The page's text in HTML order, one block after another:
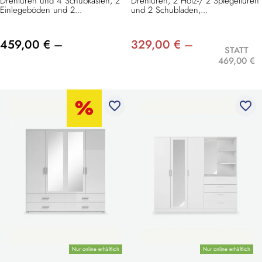
Einlegeböden und 2...
459,00 € –
und 2 Schubladen,...
329,00 € –
STATT
469,00 €
Nur online erhältlich
favorite_border
Nur online erhältlich
favorite_border